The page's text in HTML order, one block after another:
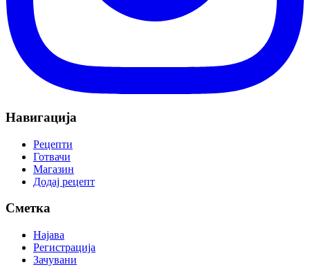
Навигација
Рецепти
Готвачи
Магазин
Додај рецепт
Сметка
Најава
Регистрација
Зачувани